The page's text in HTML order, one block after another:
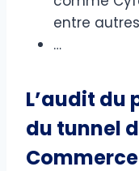
entre
…
L’audit du
du tunnel
Commerce